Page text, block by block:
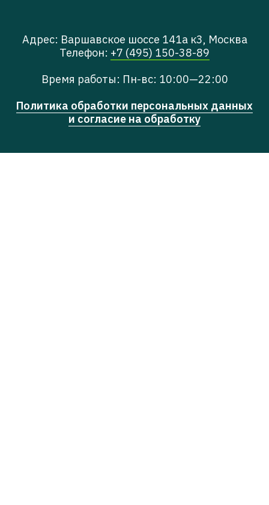
Адрес: Варшавское шоссе 141а к3, Москва
Телефон: +7 (495) 150-38-89
Время работы: Пн-вс: 10:00—22:00
Политика обработки персональных данных
и согласие на обработку